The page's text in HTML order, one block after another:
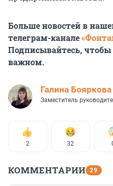
Больше новостей в
телеграм-канале
Подписывайтесь,
важном.
Галина Бояркова
Заместитель
2 32
КОММЕНТАРИИ 29